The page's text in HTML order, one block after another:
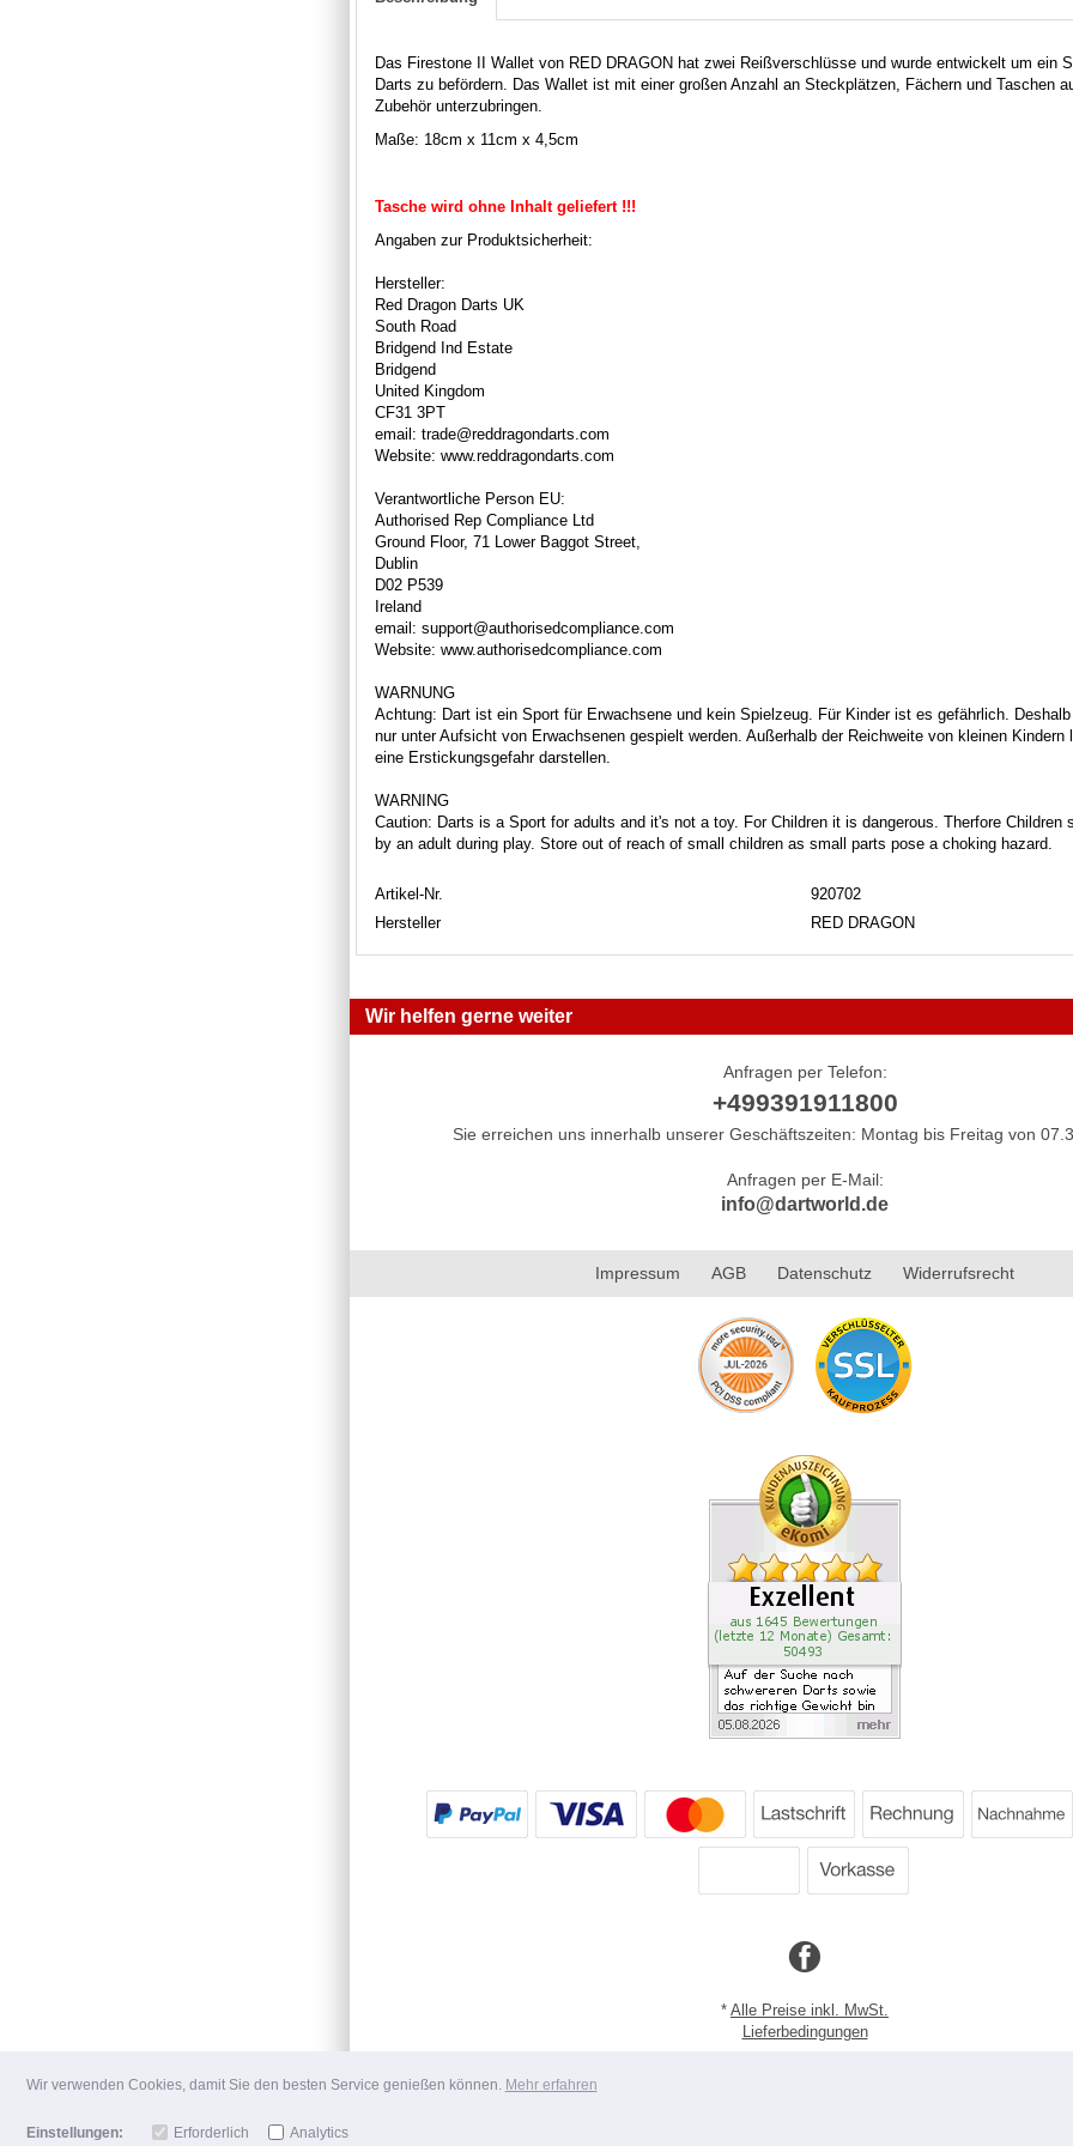
Wir verwenden Cookies, damit Sie den besten Service genießen können. Mehr erfahren
Einstellungen: Erforderlich Analytics
Das Firestone II Wallet von RED DRAGON hat zwei Reißverschlüsse und wurde entwickelt um ein
Darts zu befördern. Das Wallet ist mit einer großen Anzahl an Steckplätzen, Fächern und Taschen
Zubehör unterzubringen.
Maße: 18cm x 11cm x 4,5cm
Tasche wird ohne Inhalt geliefert !!!
Angaben zur Produktsicherheit:
Hersteller:
Red Dragon Darts UK
South Road
Bridgend Ind Estate
Bridgend
United Kingdom
CF31 3PT
email: trade@reddragondarts.com
Website: www.reddragondarts.com
Verantwortliche Person EU:
Authorised Rep Compliance Ltd
Ground Floor, 71 Lower Baggot Street,
Dublin
D02 P539
Ireland
email: support@authorisedcompliance.com
Website: www.authorisedcompliance.com
WARNUNG
Achtung: Dart ist ein Sport für Erwachsene und kein Spielzeug. Für Kinder ist es gefährlich.
nur unter Aufsicht von Erwachsenen gespielt werden. Außerhalb der Reichweite von kleinen Kindern
eine Erstickungsgefahr darstellen.
WARNING
Caution: Darts is a Sport for adults and it's not a toy. For Children it is dangerous. Therfore Children
by an adult during play. Store out of reach of small children as small parts pose a choking hazard.
Artikel-Nr.
920702
Hersteller
RED DRAGON
Wir helfen gerne weiter
Anfragen per Telefon:
+499391911800
Sie erreichen uns innerhalb unserer Geschäftszeiten: Montag bis Freitag von
Anfragen per E-Mail:
info@dartworld.de
Impressum AGB Datenschutz Widerrufsrecht
* Alle Preise inkl. MwSt.
Lieferbedingungen